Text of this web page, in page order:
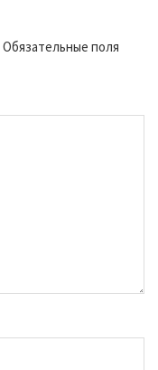
Обязательные поля